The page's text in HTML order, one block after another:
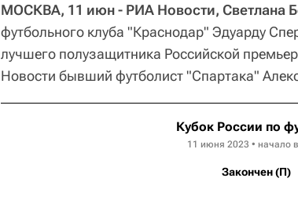
МОСКВА, 11 июн - РИА Новости, Светлана
футбольного клуба "Краснодар" Эдуарду
лучшего полузащитника Российской
Новости бывший футболист "Спартака"
Кубок России по
11 июня 2023 • начало
Закончен (П)